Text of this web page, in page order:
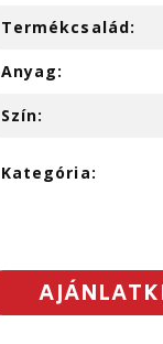
Termékcsalád:
Anyag:
Szín:
Kategória: